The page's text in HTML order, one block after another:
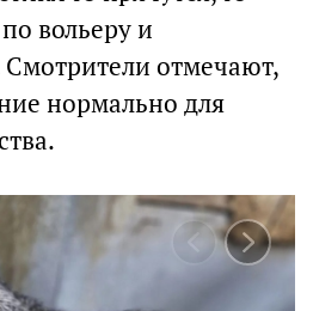
вольеру и
Смотрители отмечают,
нормально для